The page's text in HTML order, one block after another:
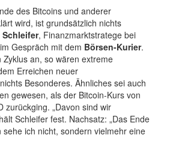
des Bitcoins und anderer
wird, ist grundsätzlich nichts
Schleifer, Finanzmarktstratege bei
Gespräch mit dem Börsen-Kurier.
an, so wären extreme
Erreichen neuer
Besonderes. Ähnliches sei auch
gewesen, als der Bitcoin-Kurs von
zurückging. „Davon sind wir
Schleifer fest. Nachsatz: „Das Ende
ich nicht, sondern vielmehr eine